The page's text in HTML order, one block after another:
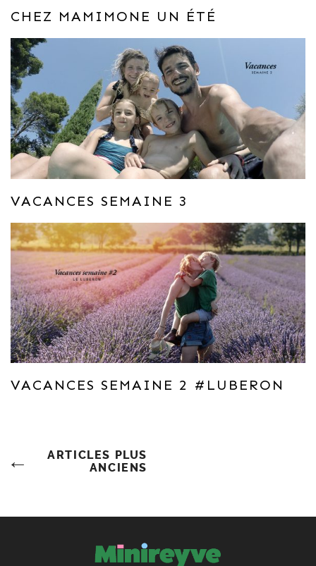
CHEZ MAMIMONE UN ÉTÉ
VACANCES SEMAINE 3
VACANCES SEMAINE 2 #LUBERON
Navigation
ARTICLES PLUS
ANCIENS